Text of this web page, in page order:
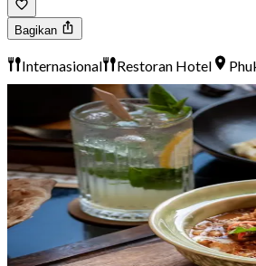
Bagikan
Internasional Restoran Hotel